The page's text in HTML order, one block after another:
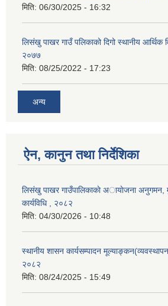
मिति: 06/30/2025 - 16:32
लिसंखु पाखर गाउँ पलिकाको दिगो स्थानीय आर्थिक
२०७७
मिति: 08/25/2022 - 17:23
अन्य
ऐन, कानुन तथा निर्देशिका
लिसंखु पाखर गाउँपालिकाकाे अायाेजना
कार्यविधि , २०८२
मिति: 04/30/2026 - 10:48
स्थानीय शासन कार्यसम्पादन
२०८२
मिति: 08/24/2025 - 15:49